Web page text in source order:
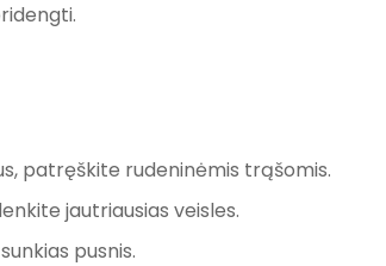
patręškite rudeninėmis trąšomis.
jautriausias veisles.
pusnis.